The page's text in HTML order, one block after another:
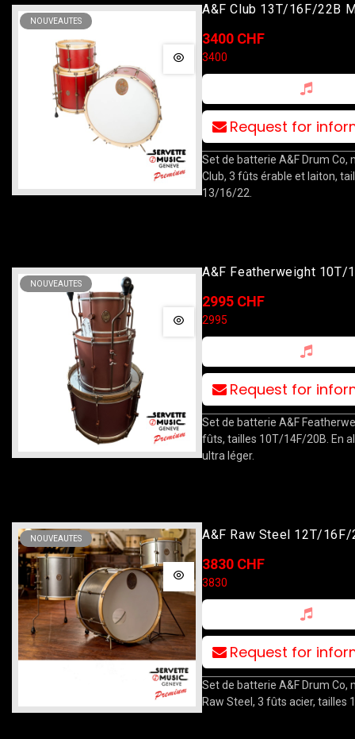
NOUVEAUTES
A&F Club 13T/16F/22B
Red
3400 CHF
3400
Request for
Set de batterie A&F Drum Co,
Club, 3 fûts érable et laiton,
13/16/22.
NOUVEAUTES
A&F Featherweight 10T/
2995 CHF
2995
Request for
Set de batterie A&F
fûts, tailles 10T/14F/20B. En
ultra léger.
NOUVEAUTES A&F Raw Steel 12T/16F/
3830 CHF
3830
Request for
Set de batterie A&F Drum Co,
Raw Steel, 3 fûts acier, tailles